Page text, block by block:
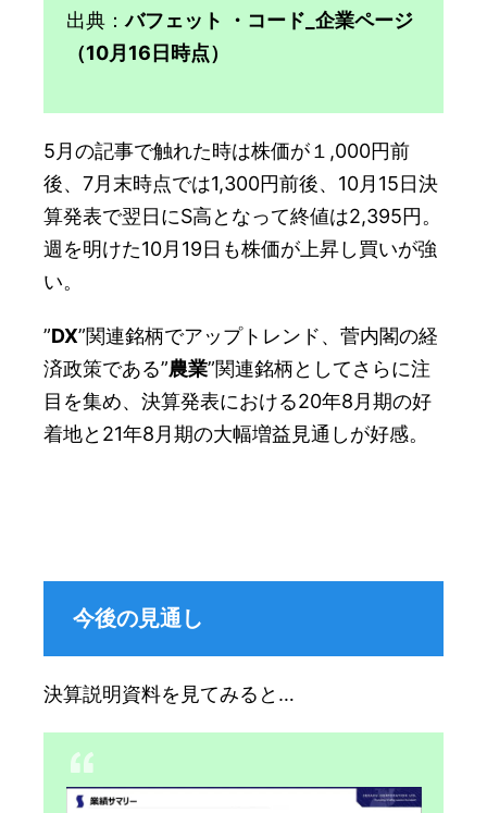
出典：バフェット ・コード_企業ページ
（10月16日時点）
5月の記事で触れた時は株価が１,000円前
後、7月末時点では1,300円前後、10月15日決
算発表で翌日にS高となって終値は2,395円。
週を明けた10月19日も株価が上昇し買いが強
い。
”DX”関連銘柄でアップトレンド、菅内閣の経
済政策である”農業”関連銘柄としてさらに注
目を集め、決算発表における20年8月期の好
着地と21年8月期の大幅増益見通しが好感。
今後の見通し
決算説明資料を見てみると…